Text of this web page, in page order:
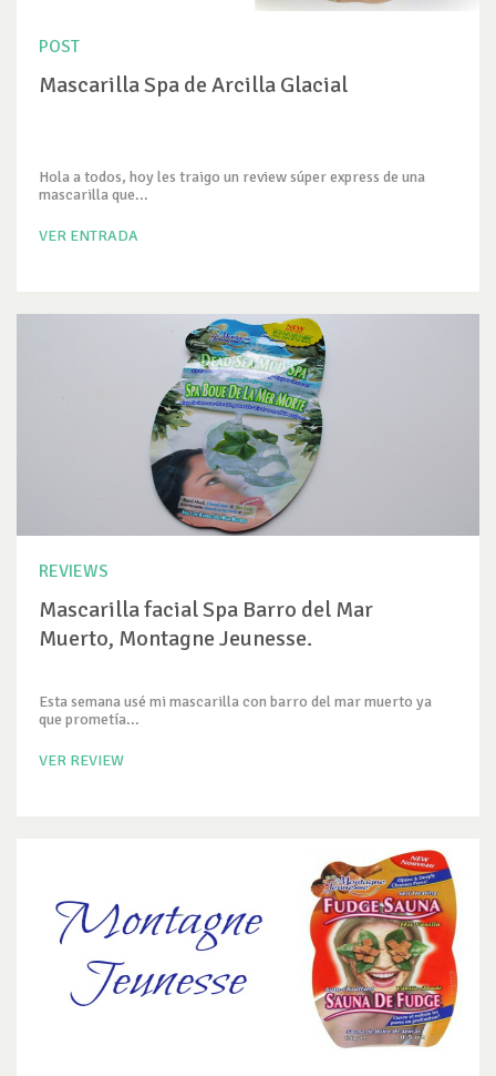
POST
Mascarilla Spa de Arcilla Glacial
Hola a todos, hoy les traigo un review súper express de una
mascarilla que...
VER ENTRADA
REVIEWS
Mascarilla facial Spa Barro del Mar
Muerto, Montagne Jeunesse.
Esta semana usé mi mascarilla con barro del mar muerto ya
que prometía...
VER REVIEW